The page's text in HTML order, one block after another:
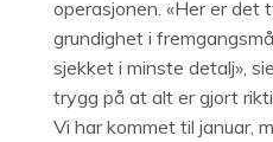
operasjonen. «Her er det
grundighet i
sjekket i minste detalj»,
trygg på at alt er gjort
Vi har kommet til januar,